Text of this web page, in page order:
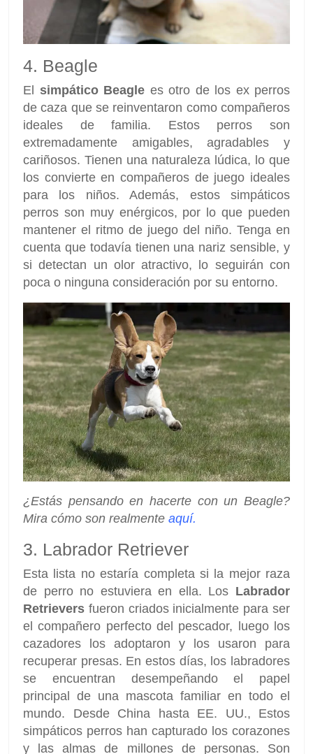
4. Beagle
El simpático Beagle es otro de los ex perros
de caza que se reinventaron como compañeros
ideales de familia. Estos perros son
extremadamente amigables, agradables y
cariñosos. Tienen una naturaleza lúdica, lo que
los convierte en compañeros de juego ideales
para los niños. Además, estos simpáticos
perros son muy enérgicos, por lo que pueden
mantener el ritmo de juego del niño. Tenga en
cuenta que todavía tienen una nariz sensible, y
si detectan un olor atractivo, lo seguirán con
poca o ninguna consideración por su entorno.
¿Estás pensando en hacerte con un Beagle?
Mira cómo son realmente aquí.
3. Labrador Retriever
Esta lista no estaría completa si la mejor raza
de perro no estuviera en ella. Los Labrador
Retrievers fueron criados inicialmente para ser
el compañero perfecto del pescador, luego los
cazadores los adoptaron y los usaron para
recuperar presas. En estos días, los labradores
se encuentran desempeñando el papel
principal de una mascota familiar en todo el
mundo. Desde China hasta EE. UU., Estos
simpáticos perros han capturado los corazones
y las almas de millones de personas. Son